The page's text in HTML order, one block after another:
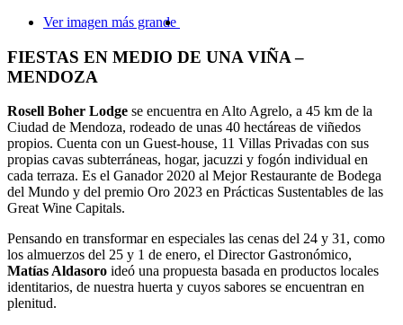
Ver imagen más grande
FIESTAS EN MEDIO DE UNA VIÑA –
MENDOZA
Rosell Boher Lodge se encuentra en Alto Agrelo, a 45 km de la
Ciudad de Mendoza, rodeado de unas 40 hectáreas de viñedos
propios. Cuenta con un Guest-house, 11 Villas Privadas con sus
propias cavas subterráneas, hogar, jacuzzi y fogón individual en
cada terraza. Es el Ganador 2020 al Mejor Restaurante de Bodega
del Mundo y del premio Oro 2023 en Prácticas Sustentables de las
Great Wine Capitals.
Pensando en transformar en especiales las cenas del 24 y 31, como
los almuerzos del 25 y 1 de enero, el Director Gastronómico,
Matías Aldasoro ideó una propuesta basada en productos locales
identitarios, de nuestra huerta y cuyos sabores se encuentran en
plenitud.